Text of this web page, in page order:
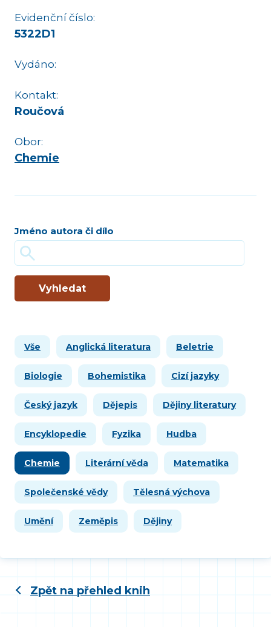
Evidenční číslo:
5322D1
Vydáno:
Kontakt:
Roučová
Obor:
Chemie
Jméno autora či dílo
Vyhledat
Vše Anglická literatura Beletrie
Biologie Bohemistika Cizí jazyky
Český jazyk Dějepis Dějiny literatury
Encyklopedie Fyzika Hudba
Chemie Literární věda Matematika
Společenské vědy Tělesná výchova
Umění Zeměpis Dějiny
Zpět na přehled knih